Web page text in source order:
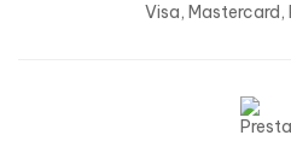
Visa, Mastercard,